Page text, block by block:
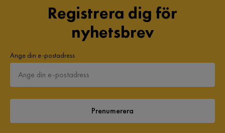
Registrera dig för
nyhetsbrev
Ange din e-postadress
Prenumerera